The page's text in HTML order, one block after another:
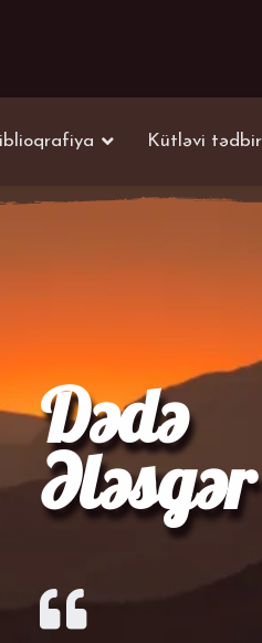
Kütləvi
Dədə
Ələsgər